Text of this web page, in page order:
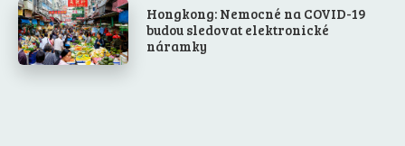
Hongkong: Nemocné na COVID-19
budou sledovat elektronické
náramky